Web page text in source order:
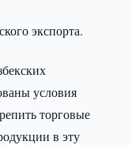
экспорта.
условия
торговые
в эту